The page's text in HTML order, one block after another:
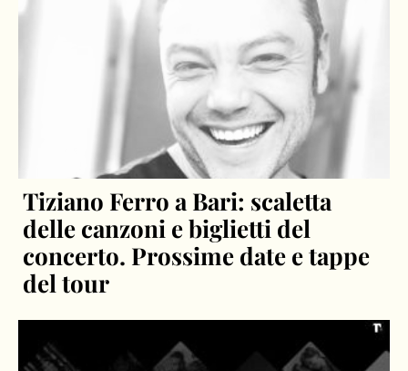
Tiziano Ferro a Bari: scaletta
delle canzoni e biglietti del
concerto. Prossime date e tappe
del tour